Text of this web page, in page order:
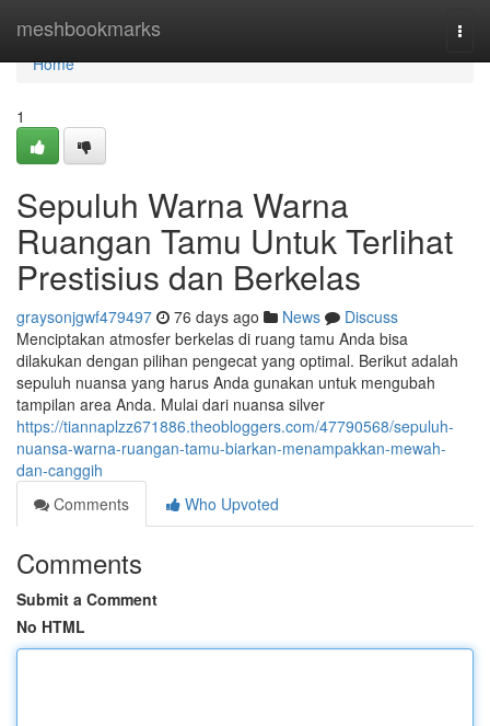
meshbookmarks
Home
Home
1
Sepuluh Warna Warna
Ruangan Tamu Untuk Terlihat
Prestisius dan Berkelas
graysonjgwf479497 76 days ago News
Discuss
Menciptakan atmosfer berkelas di ruang tamu Anda bisa
dilakukan dengan pilihan pengecat yang optimal. Berikut adalah
sepuluh nuansa yang harus Anda gunakan untuk mengubah
tampilan area Anda. Mulai dari nuansa silver
https://tiannaplzz671886.theobloggers.com/47790568/sepuluh-
nuansa-warna-ruangan-tamu-biarkan-menampakkan-mewah-
dan-canggih
Comments
Who Upvoted
Comments
Submit a Comment
No HTML